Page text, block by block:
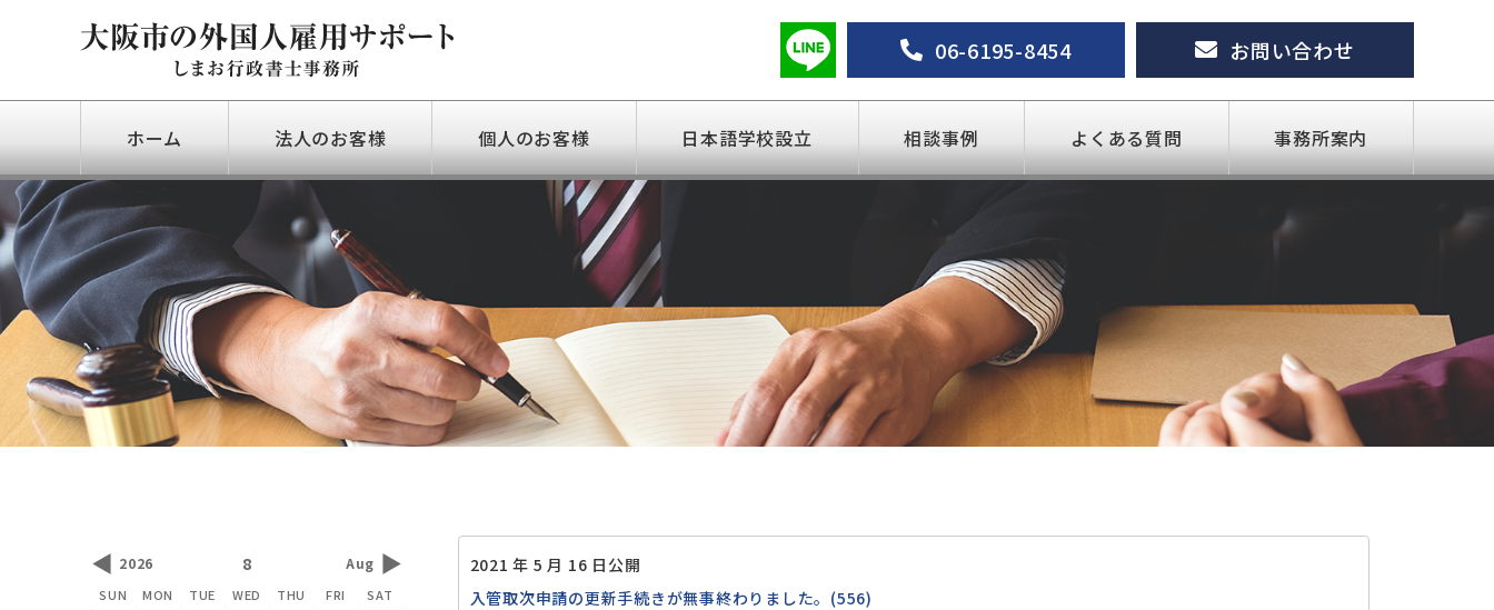
06-6195-8454 お問い合わせ
ホーム 法人のお客様 個人のお客様 日本語学校設立 相談事例 よくある質問 事務所案内
◀ 2026 8 Aug ▶
SUN MON TUE WED THU FRI SAT
2021 年 5 月 16 日公開
入管取次申請の更新手続きが無事終わりました。(556)